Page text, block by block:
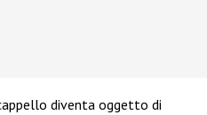
diventa oggetto di